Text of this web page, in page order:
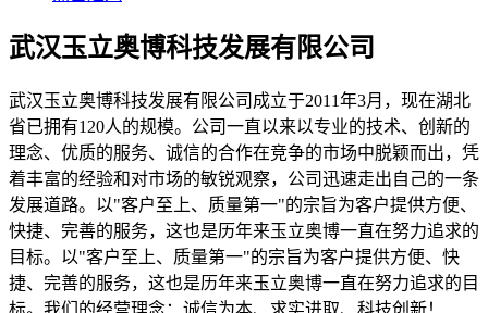
武汉玉立奥博科技发展有限公司
武汉玉立奥博科技发展有限公司成立于2011年3月，现在湖北
省已拥有120人的规模。公司一直以来以专业的技术、创新的
理念、优质的服务、诚信的合作在竞争的市场中脱颖而出，凭
着丰富的经验和对市场的敏锐观察，公司迅速走出自己的一条
发展道路。以"客户至上、质量第一"的宗旨为客户提供方便、
快捷、完善的服务，这也是历年来玉立奥博一直在努力追求的
目标。以"客户至上、质量第一"的宗旨为客户提供方便、快
捷、完善的服务，这也是历年来玉立奥博一直在努力追求的目